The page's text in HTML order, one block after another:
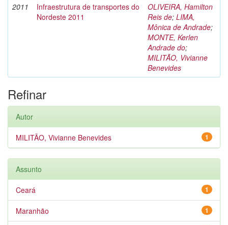
2011
Infraestrutura de transportes do
Nordeste 2011
OLIVEIRA, Hamilton
Reis de; LIMA,
Mônica de Andrade;
MONTE, Kerlen
Andrade do;
MILITÃO, Vivianne
Benevides
Refinar
Autor
1
MILITÃO, Vivianne Benevides
Assunto
1
Ceará
1
Maranhão